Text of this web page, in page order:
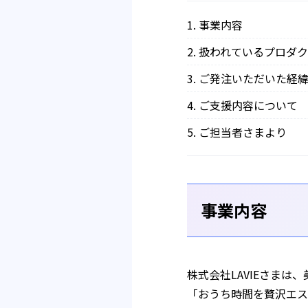
事業内容
扱われているプロダ
ご発注いただいた経
ご支援内容について
ご担当者さまより
事業内容
株式会社LAVIEさまは
「おうち時間を贅沢エ